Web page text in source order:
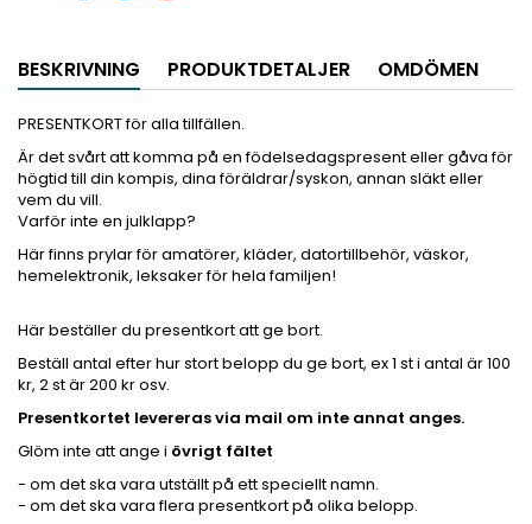
BESKRIVNING PRODUKTDETALJER OMDÖMEN
PRESENTKORT för alla tillfällen.
Är det svårt att komma på en födelsedagspresent eller gåva för
högtid till din kompis, dina föräldrar/syskon, annan släkt eller
vem du vill.
Varför inte en julklapp?
Här finns prylar för amatörer, kläder, datortillbehör, väskor,
hemelektronik, leksaker för hela familjen!
Här beställer du presentkort att ge bort.
Beställ antal efter hur stort belopp du ge bort, ex 1 st i antal är 100
kr, 2 st är 200 kr osv.
Presentkortet levereras via mail om inte annat anges.
Glöm inte att ange i övrigt fältet
- om det ska vara utställt på ett speciellt namn.
- om det ska vara flera presentkort på olika belopp.